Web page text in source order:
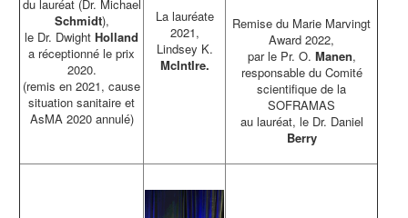
du lauréat (Dr. Michael
Schmidt),
le Dr. Dwight Holland
a réceptionné le prix
2020.
(remis en 2021, cause
situation sanitaire et
AsMA 2020 annulé)
La lauréate
2021,
Lindsey K.
McIntIre.
Remise du Marie Marvingt
Award 2022,
par le Pr. O. Manen,
responsable du Comité
scientifique de la
SOFRAMAS
au lauréat, le Dr. Daniel
Berry